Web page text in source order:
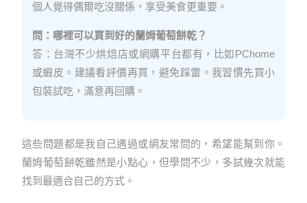
個人覺得偶爾吃沒關係，享受美食更重要。
問：哪裡可以買到好的蘭姆葡萄餅乾？
答：台灣不少烘焙店或網購平台都有，比如PChome
或蝦皮。建議看評價再買，避免踩雷。我習慣先買小
包裝試吃，滿意再回購。
這些問題都是我自己遇過或網友常問的，希望能幫到你。
蘭姆葡萄餅乾雖然是小點心，但學問不少，多試幾次就能
找到最適合自己的方式。